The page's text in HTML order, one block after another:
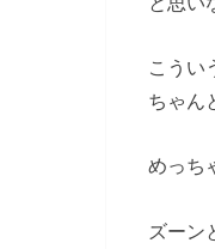
こうい
ちゃん
めっち
ズーン